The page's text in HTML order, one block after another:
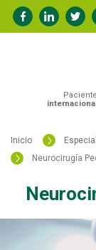
Portal San
Paciente
Inicio
Neurocirugía